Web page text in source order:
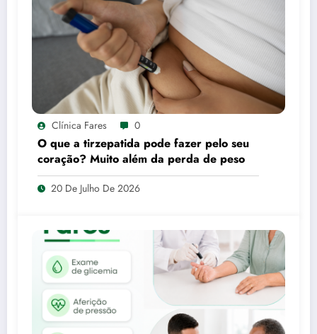
Clínica Fares 0
O que a tirzepatida pode fazer pelo seu
coração? Muito além da perda de peso
20 De Julho De 2026